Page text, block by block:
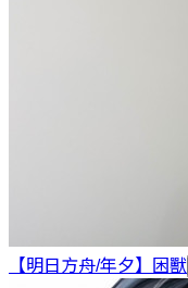
【明日方舟/年夕】困獸